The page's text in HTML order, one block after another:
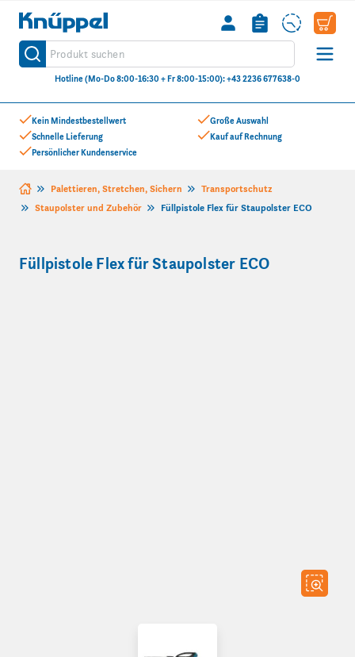
Kein Mindestbestellwert
Schnelle Lieferung
Persönlicher Kundenservice
Große Auswahl
Kauf auf Rechnung
Knüppel
Produkt suchen
Suche
Hotline (Mo-Do 8:00-16:30 + Fr 8:00-15:00): +43 2236 677638-0
Zum Inhalt springen
Palettieren, Stretchen, Sichern
Transportschutz
Staupolster und Zubehör
Füllpistole Flex für Staupolster ECO
Füllpistole Flex für Staupolster ECO